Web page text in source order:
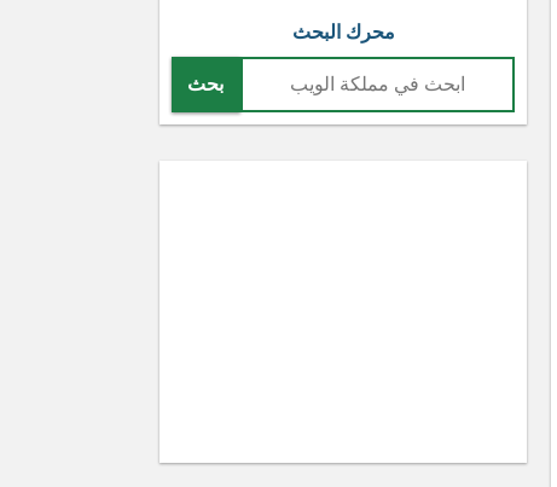
محرك البحث
بحث